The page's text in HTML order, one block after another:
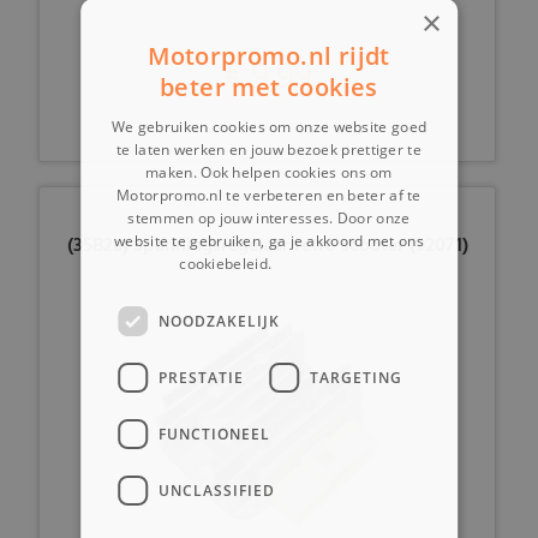
€ 9,99
(35B2a) Spanningsregelaar retro scooter (92071)
×
Motorpromo.nl rijdt
beter met cookies
We gebruiken cookies om onze website goed
te laten werken en jouw bezoek prettiger te
maken. Ook helpen cookies ons om
Motorpromo.nl te verbeteren en beter af te
stemmen op jouw interesses. Door onze
website te gebruiken, ga je akkoord met ons
cookiebeleid.
NOODZAKELIJK
PRESTATIE TARGETING
FUNCTIONEEL
UNCLASSIFIED